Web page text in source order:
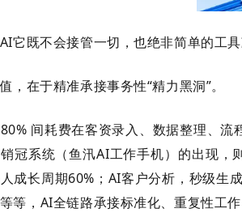
AI它既不会接管一切，也绝非简单的工
，在于精准承接事务性“精力黑洞”。
80% 间耗费在客资录入、数据整理、流
销冠系统（鱼汛AI工作手机）的出现，
成长周期60% ； AI客户分析，秒级生
等， AI全链路承接标准化、重复性工